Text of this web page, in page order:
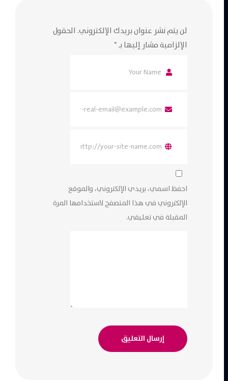
لن يتم نشر عنوان بريدك الإلكتروني.الحقول
الإلزامية مشار إليها بـ*
احفظ اسمي، بريدي الإلكتروني، والموقع
الإلكتروني في هذا المتصفح لاستخدامها المرة
المقبلة في تعليقي.